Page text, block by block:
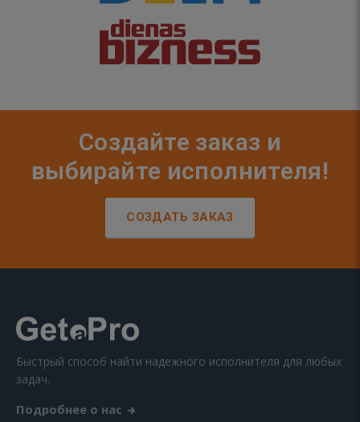
Создайте заказ и
выбирайте исполнителя!
СОЗДАТЬ ЗАКАЗ
Быстрый способ найти надежного исполнителя для любых
задач.
Подробнее о нас